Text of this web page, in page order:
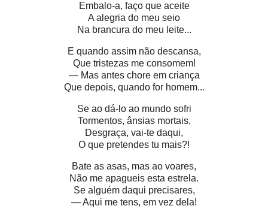
Embalo-a, faço que aceite
A alegria do meu seio
Na brancura do meu leite...
E quando assim não descansa,
Que tristezas me consomem!
— Mas antes chore em criança
Que depois, quando for homem...
Se ao dá-lo ao mundo sofri
Tormentos, ânsias mortais,
Desgraça, vai-te daqui,
O que pretendes tu mais?!
Bate as asas, mas ao voares,
Não me apagueis esta estrela.
Se alguém daqui precisares,
— Aqui me tens, em vez dela!